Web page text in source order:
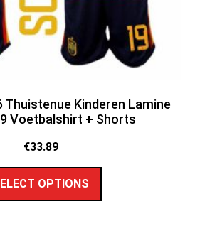
Thuistenue Kinderen Lamine
Voetbalshirt + Shorts
€33.89
OPTIONS